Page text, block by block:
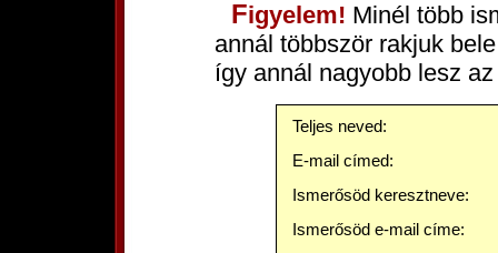
Figyelem! Minél több
annál többször rakjuk
így annál nagyobb lesz
Teljes neved:
E-mail címed:
Ismerősöd keresztneve:
Ismerősöd e-mail címe: